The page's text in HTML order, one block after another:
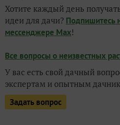
Хотите каждый день
идеи для дачи? Подпишитесь
мессенджере Max!
Все вопросы о неизвестных
У вас есть свой дачный
экспертам и опытным
Задать вопрос